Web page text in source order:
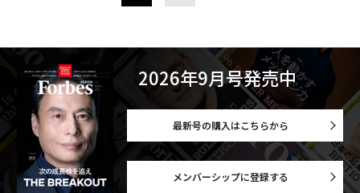
2026年9月号発売中
最新号の購入はこちらから
メンバーシップに登録する